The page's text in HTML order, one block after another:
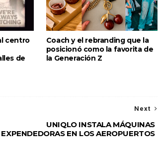
centro
de
Coach y el rebranding que la
posicionó como la favorita de
la Generación Z
Next
UNIQLO INSTALA MÁQUINAS
EXPENDEDORAS EN LOS AEROPUERTOS